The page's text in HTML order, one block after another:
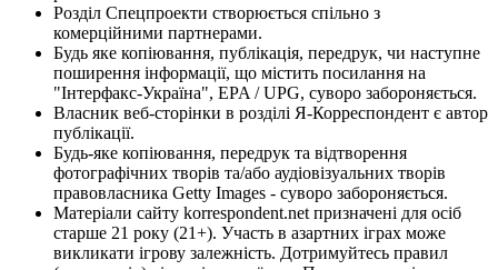
Розділ Спецпроекти створюється спільно з
комерційними партнерами.
Будь яке копіювання, публікація, передрук, чи наступне
поширення інформації, що містить посилання на
"Інтерфакс-Україна", EPA / UPG, суворо забороняється.
Власник веб-сторінки в розділі Я-Корреспондент є автор
публікації.
Будь-яке копіювання, передрук та відтворення
фотографічних творів та/або аудіовізуальних творів
правовласника Getty Images - суворо забороняється.
Матеріали сайту korrespondent.net призначені для осіб
старше 21 року (21+). Участь в азартних іграх може
викликати ігрову залежність. Дотримуйтесь правил